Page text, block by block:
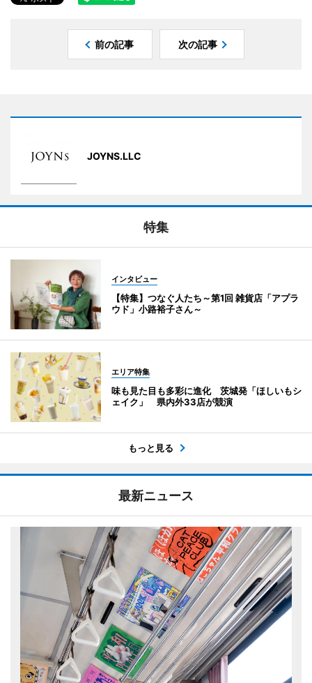
前の記事 次の記事
JOYNS.LLC
特集
インタビュー
【特集】つなぐ人たち～第1回 雑貨店「アプラ
ウド」小路裕子さん～
エリア特集
味も見た目も多彩に進化 茨城発「ほしいもシ
ェイク」 県内外33店が競演
もっと見る
最新ニュース